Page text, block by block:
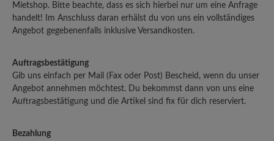
Mietshop. Bitte beachte, dass es sich hierbei nur um eine Anfrage
handelt! Im Anschluss daran erhälst du von uns ein vollständiges
Angebot gegebenenfalls inklusive Versandkosten.
Auftragsbestätigung
Gib uns einfach per Mail (Fax oder Post) Bescheid, wenn du unser
Angebot annehmen möchtest. Du bekommst dann von uns eine
Auftragsbestätigung und die Artikel sind fix für dich reserviert.
Bezahlung